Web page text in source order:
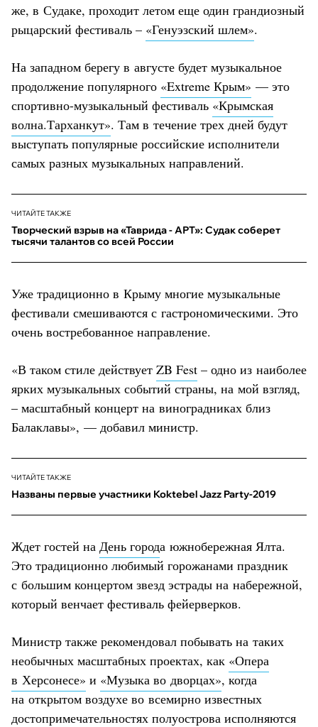
же, в Судаке, проходит летом еще один грандиозный
рыцарский фестиваль – «Генуэзский шлем».
На западном берегу в августе будет музыкальное
продолжение популярного «Extreme Крым» — это
спортивно-музыкальный фестиваль «Крымская
волна.Тарханкут». Там в течение трех дней будут
выступать популярные российские исполнители
самых разных музыкальных направлений.
ЧИТАЙТЕ ТАКЖЕ
Творческий взрыв на «Таврида - АРТ»: Судак соберет
тысячи талантов со всей России
Уже традиционно в Крыму многие музыкальные
фестивали смешиваются с гастрономическими. Это
очень востребованное направление.
«В таком стиле действует ZB Fest – одно из наиболее
ярких музыкальных событий страны, на мой взгляд,
– масштабный концерт на виноградниках близ
Балаклавы», — добавил министр.
ЧИТАЙТЕ ТАКЖЕ
Названы первые участники Koktebel Jazz Party-2019
Ждет гостей на День города южнобережная Ялта.
Это традиционно любимый горожанами праздник
с большим концертом звезд эстрады на набережной,
который венчает фестиваль фейерверков.
Министр также рекомендовал побывать на таких
необычных масштабных проектах, как «Опера
в Херсонесе» и «Музыка во дворцах», когда
на открытом воздухе во всемирно известных
достопримечательностях полуострова исполняются